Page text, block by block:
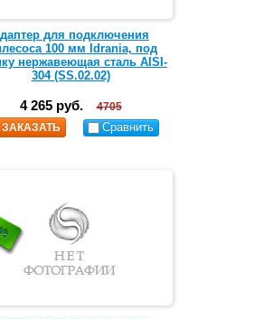
для подключения
100 мм Idrania, под
нержавеющая сталь AISI-
304 (SS.02.02)
4 265 руб.
4705
ЗАКАЗАТЬ
Сравнить